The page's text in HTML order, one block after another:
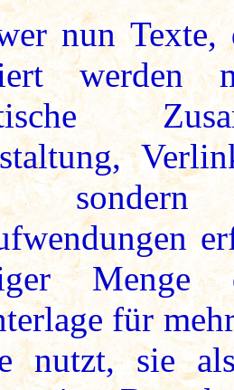
nun Texte,
werden
sondern
für
nutzt, sie